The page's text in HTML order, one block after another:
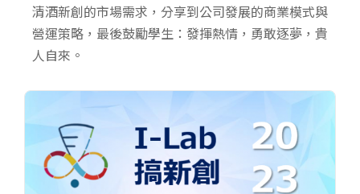
清酒新創的市場需求，分享到公司發展的商業模式與
營運策略，最後鼓勵學生：發揮熱情，勇敢逐夢，貴
人自來。